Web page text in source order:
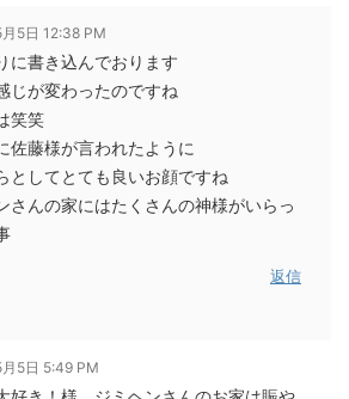
5日 12:38 PM
に書き込んでおります
じが変わったのですね
笑笑
佐藤様が言われたように
としてとても良いお顔ですね
さんの家にはたくさんの神様がいらっ
返信
5日 5:49 PM